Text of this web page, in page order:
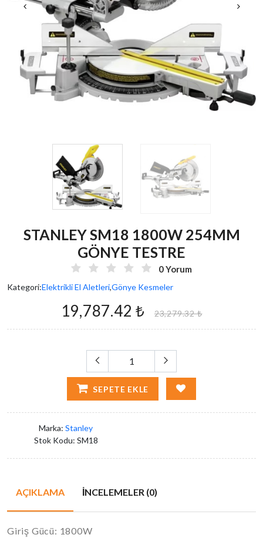
STANLEY SM18 1800W 254MM
GÖNYE TESTRE
0 Yorum
Kategori:Elektrikli El Aletleri,Gönye Kesmeler
19,787.42 ₺ 23,279.32 ₺
SEPETE EKLE
Marka: Stanley
Stok Kodu: SM18
AÇIKLAMA İNCELEMELER (0)
Giriş Gücü: 1800W